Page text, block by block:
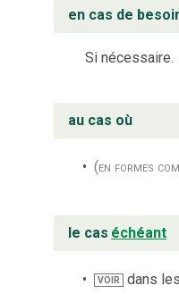
en cas de
Si nécessaire.
au cas où
(en formes
le cas échéant
VOIR dans